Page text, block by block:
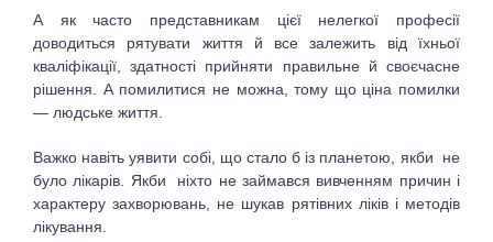
А як часто представникам цієї нелегкої професії
доводиться рятувати життя й все залежить від їхньої
кваліфікації, здатності прийняти правильне й своєчасне
рішення. А помилитися не можна, тому що ціна помилки
— людське життя.
Важко навіть уявити собі, що стало б із планетою, якби не
було лікарів. Якби ніхто не займався вивченням причин і
характеру захворювань, не шукав рятівних ліків і методів
лікування.